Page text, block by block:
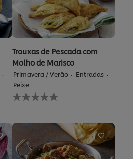
Trouxas de Pescada com
Molho de Marisco
Primavera / Verão
Entradas
Peixe
Nenhuma
avaliação
este
recipe